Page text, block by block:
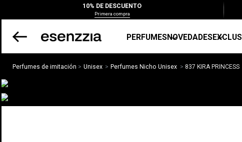
10% DE DESCUENTO
Primera compra
PERFUMESNOVEDADES
Perfumes de imitación Unisex Perfumes Nicho Unisex 837 KIRA PRINCESS